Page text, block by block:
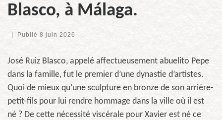
Blasco, à Málaga.
| Publié 8 juin 2026
José Ruiz Blasco, appelé affectueusement abuelito Pepe
dans la famille, fut le premier d’une dynastie d’artistes.
Quoi de mieux qu’une sculpture en bronze de son arrière-
petit-fils pour lui rendre hommage dans la ville où il est
né ? De cette nécessité viscérale pour Xavier est né ce